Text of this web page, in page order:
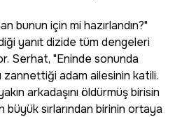
bunun için mi hazırlandın?"
yanıt dizide tüm dengeleri
Serhat, "Eninde sonunda
zannettiği adam ailesinin katili.
arkadaşını öldürmüş birisin
sırlarından birinin ortaya